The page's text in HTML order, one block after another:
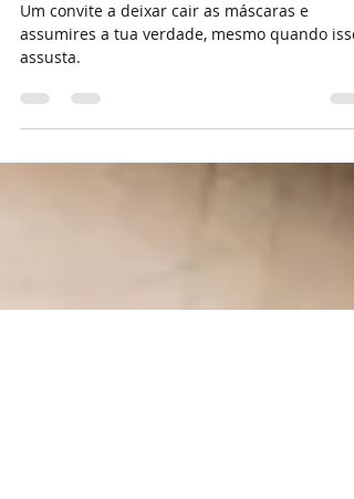
Entre o que mostramos e o
que sentimos: tens coragem
de seres tu mesma?
Um convite a deixar cair as máscaras e